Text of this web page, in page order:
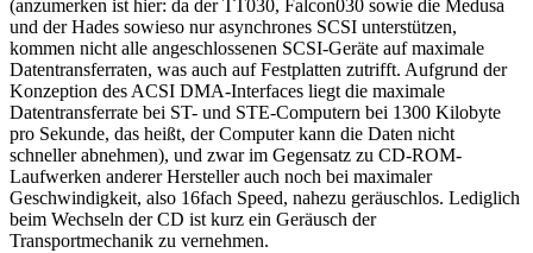
(anzumerken ist hier: da der TT030, Falcon030 sowie die Medusa
und der Hades sowieso nur asynchrones SCSI unterstützen,
kommen nicht alle angeschlossenen SCSI-Geräte auf maximale
Datentransferraten, was auch auf Festplatten zutrifft. Aufgrund der
Konzeption des ACSI DMA-Interfaces liegt die maximale
Datentransferrate bei ST- und STE-Computern bei 1300 Kilobyte
pro Sekunde, das heißt, der Computer kann die Daten nicht
schneller abnehmen), und zwar im Gegensatz zu CD-ROM-
Laufwerken anderer Hersteller auch noch bei maximaler
Geschwindigkeit, also 16fach Speed, nahezu geräuschlos. Lediglich
beim Wechseln der CD ist kurz ein Geräusch der
Transportmechanik zu vernehmen.